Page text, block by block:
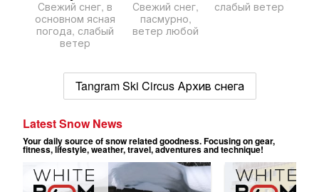
Свежий снег, в
основном ясная
погода, слабый
ветер
Свежий снег,
пасмурно,
ветер любой
слабый ветер
Tangram Ski Circus Архив снега